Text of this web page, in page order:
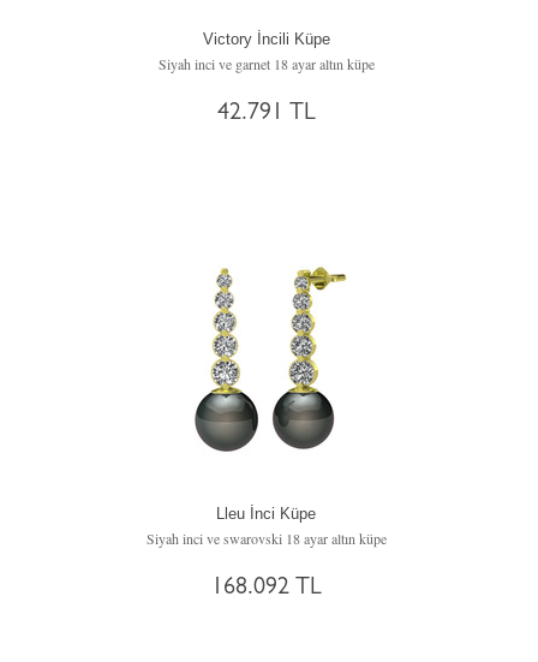
Victory İncili Küpe
Siyah inci ve garnet 18 ayar altın küpe
42.791 TL
Lleu İnci Küpe
Siyah inci ve swarovski 18 ayar altın küpe
168.092 TL